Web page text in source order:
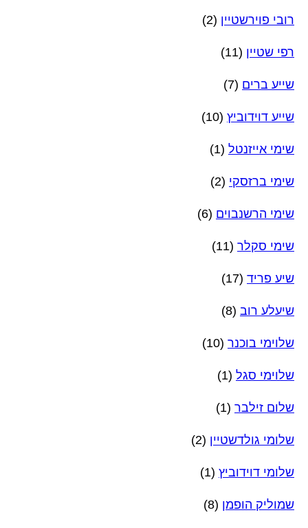
רובי פוירשטיין (2)
רפי שטיין (11)
שייע ברים (7)
שייע דוידוביץ (10)
שימי אייזנטל (1)
שימי ברזסקי (2)
שימי הרשנבוים (6)
שימי סקלר (11)
שיע פריד (17)
שיעלע רוב (8)
שלוימי בוכנר (10)
שלוימי סגל (1)
שלום זילבר (1)
שלומי גולדשטיין (2)
שלומי דוידוביץ (1)
שמוליק הופמן (8)